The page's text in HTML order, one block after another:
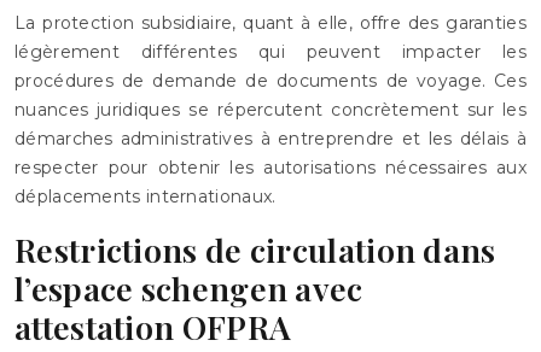
La protection subsidiaire, quant à elle, offre des garanties
légèrement différentes qui peuvent impacter les
procédures de demande de documents de voyage. Ces
nuances juridiques se répercutent concrètement sur les
démarches administratives à entreprendre et les délais à
respecter pour obtenir les autorisations nécessaires aux
déplacements internationaux.
Restrictions de circulation dans
l’espace schengen avec
attestation OFPRA